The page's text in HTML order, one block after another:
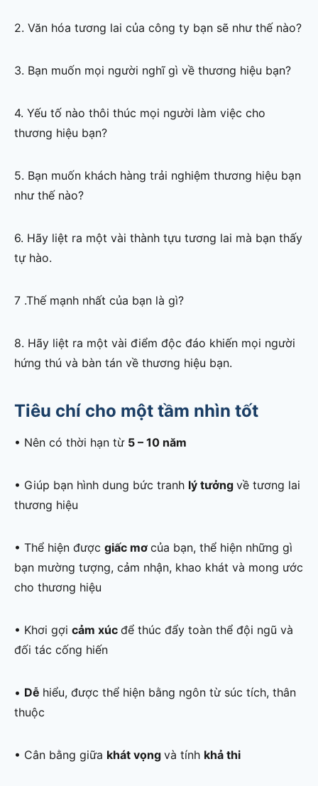
2. Văn hóa tương lai của công ty bạn sẽ như thế nào?
3. Bạn muốn mọi người nghĩ gì về thương hiệu bạn?
4. Yếu tố nào thôi thúc mọi người làm việc cho
thương hiệu bạn?
5. Bạn muốn khách hàng trải nghiệm thương hiệu bạn
như thế nào?
6. Hãy liệt ra một vài thành tựu tương lai mà bạn thấy
tự hào.
7 .Thế mạnh nhất của bạn là gì?
8. Hãy liệt ra một vài điểm độc đáo khiến mọi người
hứng thú và bàn tán về thương hiệu bạn.
Tiêu chí cho một tầm nhìn tốt
• Nên có thời hạn từ 5 – 10 năm
• Giúp bạn hình dung bức tranh lý tưởng về tương lai
thương hiệu
• Thể hiện được giấc mơ của bạn, thể hiện những gì
bạn mường tượng, cảm nhận, khao khát và mong ước
cho thương hiệu
• Khơi gợi cảm xúc để thúc đẩy toàn thể đội ngũ và
đối tác cống hiến
• Dễ hiểu, được thể hiện bằng ngôn từ súc tích, thân
thuộc
• Cân bằng giữa khát vọng và tính khả thi